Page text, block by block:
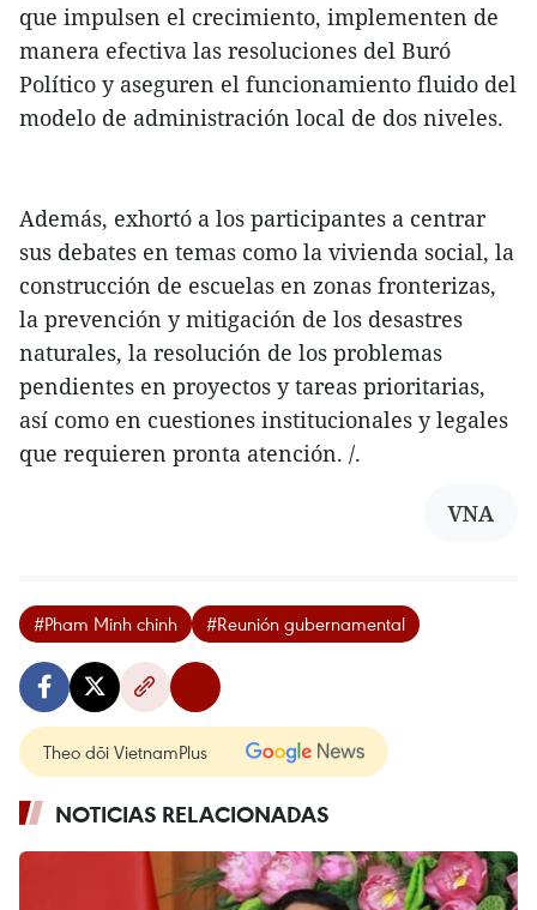
que impulsen el crecimiento, implementen de
manera efectiva las resoluciones del Buró
Político y aseguren el funcionamiento fluido del
modelo de administración local de dos niveles.
Además, exhortó a los participantes a centrar
sus debates en temas como la vivienda social, la
construcción de escuelas en zonas fronterizas,
la prevención y mitigación de los desastres
naturales, la resolución de los problemas
pendientes en proyectos y tareas prioritarias,
así como en cuestiones institucionales y legales
que requieren pronta atención. /.
VNA
#Pham Minh chinh #Reunión gubernamental
Theo dõi VietnamPlus
NOTICIAS RELACIONADAS